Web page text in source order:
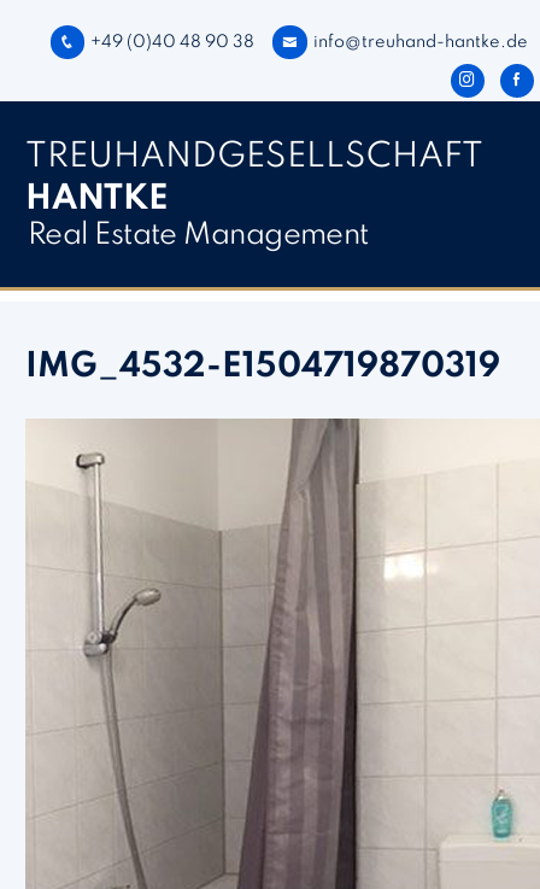
+49 (0)40 48 90 38
info@treuhand-hantke.de
TREUHAND­­GESELLSCHAFT
HANTKE
Real Estate Management
IMG_4532-E1504719870319